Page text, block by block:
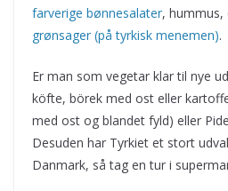
farverige bønnesalater, hummus,
grønsager (på tyrkisk menemen).
Er man som vegetar klar til nye
köfte, börek med ost eller
med ost og blandet fyld) eller
Desuden har Tyrkiet et stort
Danmark, så tag en tur i